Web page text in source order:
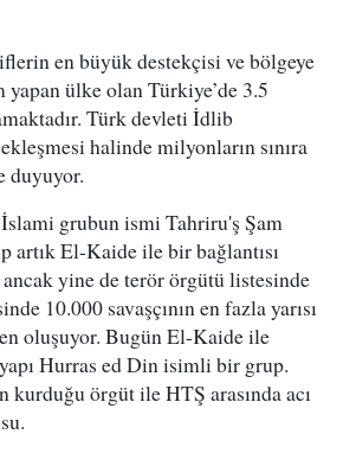
en büyük destekçisi ve bölgeye
yapan ülke olan Türkiye’de 3.5
Türk devleti İdlib
halinde milyonların sınıra
duyuyor.
grubun ismi Tahriru'ş Şam
artık El-Kaide ile bir bağlantısı
ancak yine de terör örgütü listesinde
10.000 savaşçının en fazla yarısı
oluşuyor. Bugün El-Kaide ile
Hurras ed Din isimli bir grup.
kurduğu örgüt ile HTŞ arasında acı